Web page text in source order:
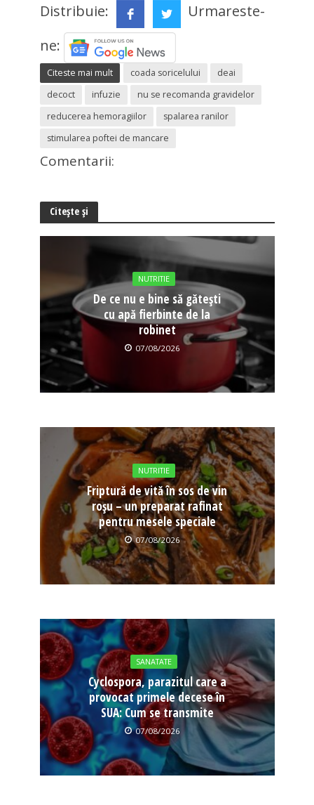
Distribuie:
Urmareste-
ne:
Citeste mai mult coada soricelului
deai
decoct
infuzie
nu se recomanda gravidelor
reducerea hemoragiilor
spalarea ranilor
stimularea poftei de mancare
Comentarii:
Citește și
NUTRITIE
De ce nu e bine să gătești
cu apă fierbinte de la
robinet
07/08/2026
NUTRITIE
Friptură de vită în sos de vin
roșu – un preparat rafinat
pentru mesele speciale
07/08/2026
SANATATE
Cyclospora, parazitul care a
provocat primele decese în
SUA: Cum se transmite
07/08/2026